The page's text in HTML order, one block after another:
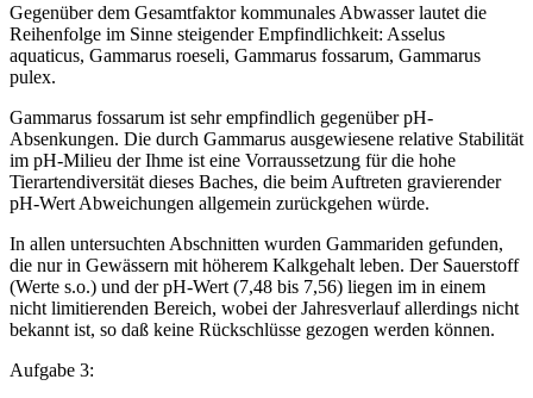
Gegenüber dem Gesamtfaktor kommunales Abwasser lautet die
Reihenfolge im Sinne steigender Empfindlichkeit: Asselus
aquaticus, Gammarus roeseli, Gammarus fossarum, Gammarus
pulex.
Gammarus fossarum ist sehr empfindlich gegenüber pH-
Absenkungen. Die durch Gammarus ausgewiesene relative Stabilität
im pH-Milieu der Ihme ist eine Vorraussetzung für die hohe
Tierartendiversität dieses Baches, die beim Auftreten gravierender
pH-Wert Abweichungen allgemein zurückgehen würde.
In allen untersuchten Abschnitten wurden Gammariden gefunden,
die nur in Gewässern mit höherem Kalkgehalt leben. Der Sauerstoff
(Werte s.o.) und der pH-Wert (7,48 bis 7,56) liegen im in einem
nicht limitierenden Bereich, wobei der Jahresverlauf allerdings nicht
bekannt ist, so daß keine Rückschlüsse gezogen werden können.
Aufgabe 3: